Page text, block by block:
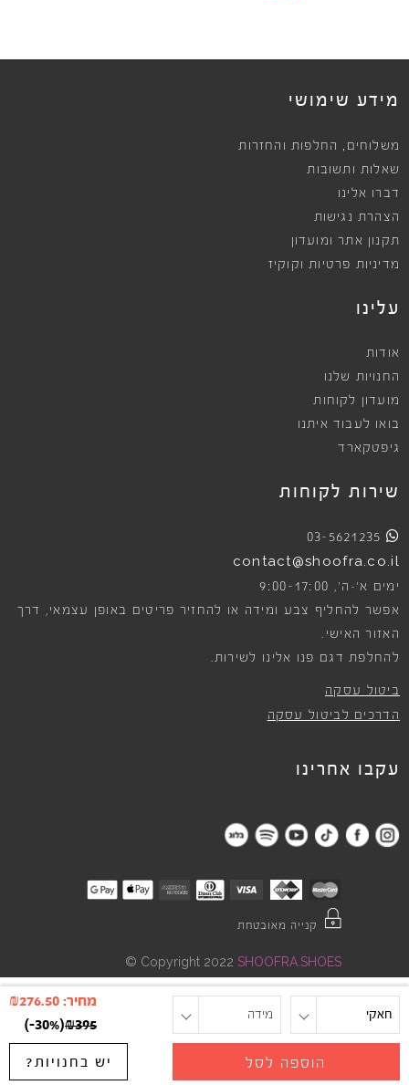
חאקי מידה
מחיר: ₪276.50
₪395
(
-30%
)
הוספה לסל יש בחנויות?
מידע שימושי
משלוחים , החלפות והחזרות
שאלות ותשובות
דברו אלינו
הצהרת נגישות
תקנון אתר ומועדון
מדיניות פרטיות וקוקיז
עלינו
אודות
החנויות שלנו
מועדון לקוחות
בואו לעבוד איתנו
גיפטקארד
שירות לקוחות
03-5621235
contact@shoofra.co.il
ימים א׳-ה׳, 9:00-17:00
אפשר להחליף צבע ומידה או להחזיר פריטים באופן עצמאי, דרך
האזור האישי.
להחלפת דגם פנו אלינו לשירות.
ביטול עסקה
הדרכים לביטול עסקה
עקבו אחרינו
קנייה מאובטחת
Copyright 2022 SHOOFRA.SHOES
©